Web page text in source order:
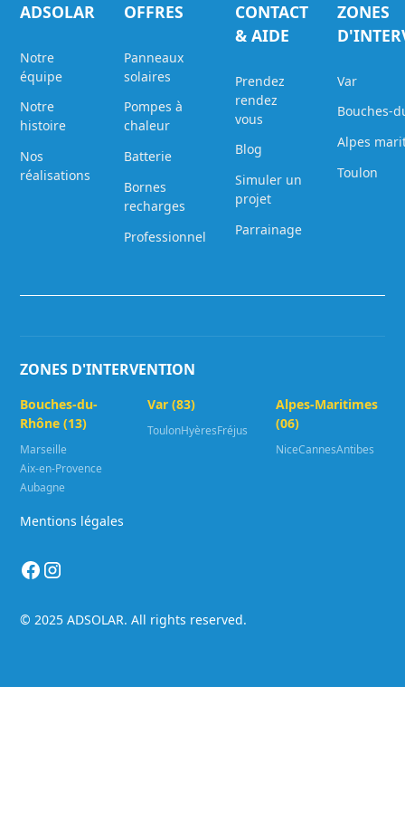
ADSOLAR
Notre
équipe
Notre
histoire
Nos
réalisations
OFFRES
Panneaux
solaires
Pompes à
chaleur
Batterie
Bornes
recharges
Professionnel
CONTACT
& AIDE
Prendez
rendez
vous
Blog
Simuler un
projet
Parrainage
ZONES
Var
Bouches-
Alpes
Toulon
ZONES D'INTERVENTION
Bouches-du-
Rhône (13)
Marseille
Aix-en-Provence
Aubagne
Var (83)
ToulonHyèresFréjus
Alpes-Maritimes
(06)
NiceCannesAntibes
© 2025 ADSOLAR. All rights reserved.
Mentions légales